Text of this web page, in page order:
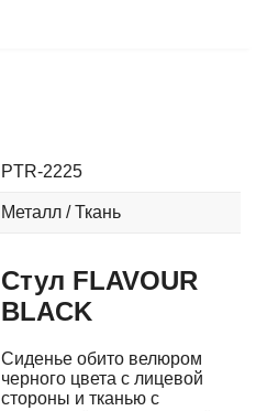
PTR-2225
Металл / Ткань
Стул FLAVOUR
BLACK
Сиденье обито велюром
черного цвета с лицевой
стороны и тканью с